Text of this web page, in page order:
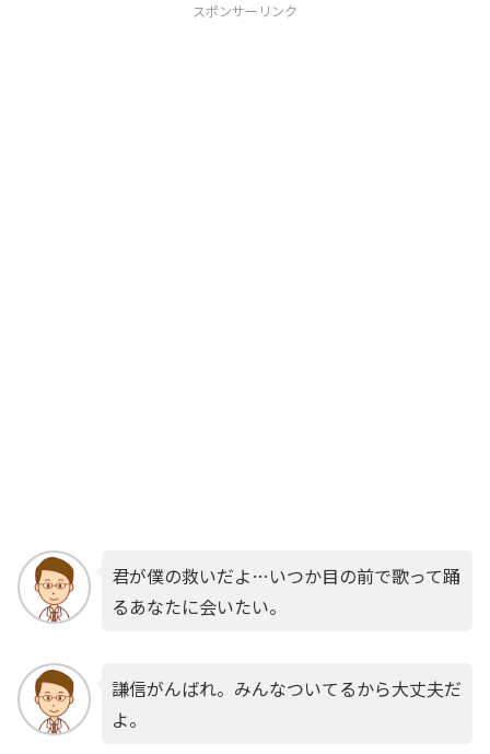
スポンサーリンク
君が僕の救いだよ…いつか目の前で歌って踊
るあなたに会いたい。
謙信がんばれ。みんなついてるから大丈夫だ
よ。